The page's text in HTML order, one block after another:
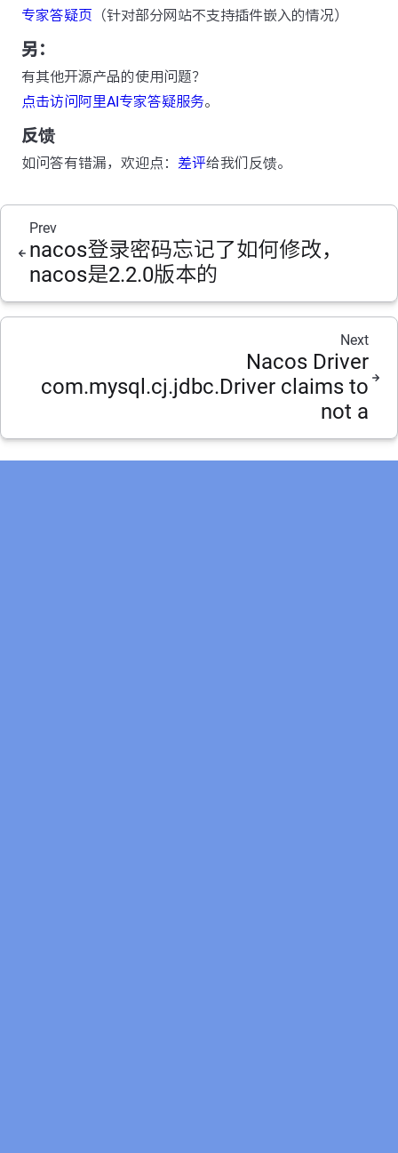
专家答疑页 （针对部分网站不支持插件嵌入的情况）
另：
有其他开源产品的使用问题？
点击访问阿里AI专家答疑服务。
反馈
如问答有错漏，欢迎点： 差评给我们反馈。
Prev
nacos登录密码忘记了如何修改，
nacos是2.2.0版本的
Next
Nacos Driver
com.mysql.cj.jdbc.Driver claims to
not a